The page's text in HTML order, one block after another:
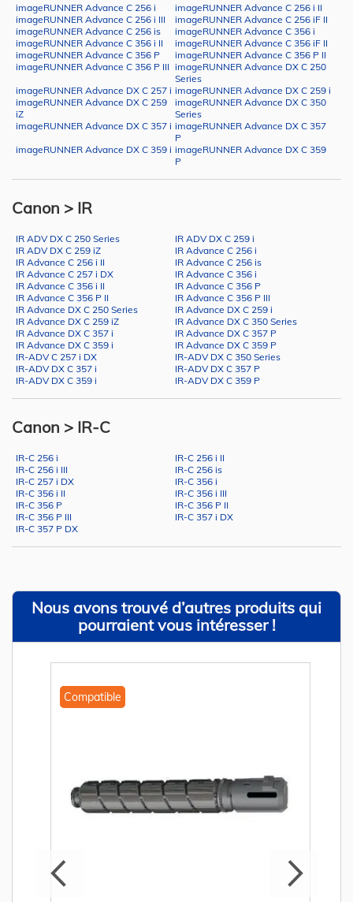
imageRUNNER Advance C 256 i
imageRUNNER Advance C 256 i II
imageRUNNER Advance C 256 i III
imageRUNNER Advance C 256 iF II
imageRUNNER Advance C 256 is
imageRUNNER Advance C 356 i
imageRUNNER Advance C 356 i II
imageRUNNER Advance C 356 iF II
imageRUNNER Advance C 356 P
imageRUNNER Advance C 356 P II
imageRUNNER Advance C 356 P III imageRUNNER Advance DX C 250
Series
imageRUNNER Advance DX C 257 i imageRUNNER Advance DX C 259 i
imageRUNNER Advance DX C 259
iZ
imageRUNNER Advance DX C 350
Series
imageRUNNER Advance DX C 357 i imageRUNNER Advance DX C 357
P
imageRUNNER Advance DX C 359 i imageRUNNER Advance DX C 359
P
Canon > IR
IR ADV DX C 250 Series
IR ADV DX C 259 i
IR ADV DX C 259 iZ
IR Advance C 256 i
IR Advance C 256 i II
IR Advance C 256 is
IR Advance C 257 i DX
IR Advance C 356 i
IR Advance C 356 i II
IR Advance C 356 P
IR Advance C 356 P II
IR Advance C 356 P III
IR Advance DX C 250 Series
IR Advance DX C 259 i
IR Advance DX C 259 iZ
IR Advance DX C 350 Series
IR Advance DX C 357 i
IR Advance DX C 357 P
IR Advance DX C 359 i
IR Advance DX C 359 P
IR-ADV C 257 i DX
IR-ADV DX C 350 Series
IR-ADV DX C 357 i
IR-ADV DX C 357 P
IR-ADV DX C 359 i
IR-ADV DX C 359 P
Canon > IR-C
IR-C 256 i
IR-C 256 i II
IR-C 256 i III
IR-C 256 is
IR-C 257 i DX
IR-C 356 i
IR-C 356 i II
IR-C 356 i III
IR-C 356 P
IR-C 356 P II
IR-C 356 P III
IR-C 357 i DX
IR-C 357 P DX
Nous avons trouvé d’autres produits qui
pourraient vous intéresser !
Compatible